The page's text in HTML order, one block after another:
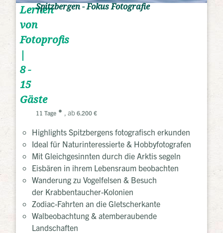
Lernen
von
Fotoprofis
|
8 -
15
Gäste
Spitzbergen - Fokus Fotografie
11 Tage , ab 6.200 €
Highlights Spitzbergens fotografisch erkunden
Ideal für Naturinteressierte & Hobbyfotografen
Mit Gleichgesinnten durch die Arktis segeln
Eisbären in ihrem Lebensraum beobachten
Wanderung zu Vogelfelsen & Besuch
der Krabbentaucher-Kolonien
Zodiac-Fahrten an die Gletscherkante
Walbeobachtung & atemberaubende
Landschaften